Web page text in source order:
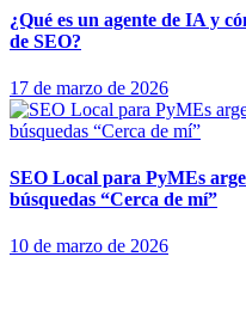
¿Qué es un agente de IA y
de SEO?
17 de marzo de 2026
SEO Local para PyMEs
búsquedas “Cerca de mí”
10 de marzo de 2026